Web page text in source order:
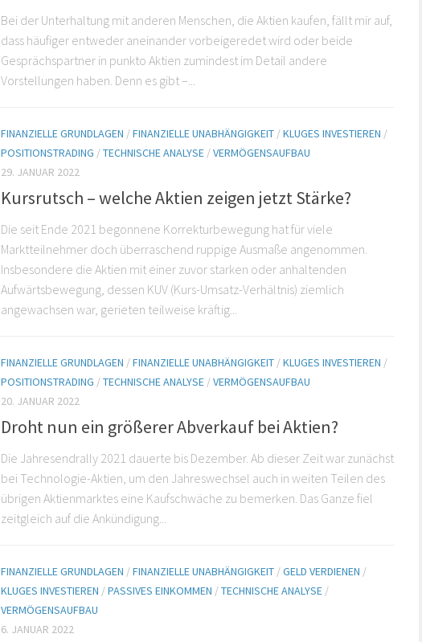
Bei der Unterhaltung mit anderen Menschen, die Aktien kaufen, fällt mir auf,
dass häufiger entweder aneinander vorbeigeredet wird oder beide
Gesprächspartner in punkto Aktien zumindest im Detail andere
Vorstellungen haben. Denn es gibt –...
FINANZIELLE GRUNDLAGEN /FINANZIELLE UNABHÄNGIGKEIT /KLUGES INVESTIEREN /
POSITIONSTRADING /TECHNISCHE ANALYSE /VERMÖGENSAUFBAU
29. JANUAR 2022
Kursrutsch – welche Aktien zeigen jetzt Stärke?
Die seit Ende 2021 begonnene Korrekturbewegung hat für viele
Marktteilnehmer doch überraschend ruppige Ausmaße angenommen.
Insbesondere die Aktien mit einer zuvor starken oder anhaltenden
Aufwärtsbewegung, dessen KUV (Kurs-Umsatz-Verhältnis) ziemlich
angewachsen war, gerieten teilweise kräftig...
FINANZIELLE GRUNDLAGEN /FINANZIELLE UNABHÄNGIGKEIT /KLUGES INVESTIEREN /
POSITIONSTRADING /TECHNISCHE ANALYSE /VERMÖGENSAUFBAU
20. JANUAR 2022
Droht nun ein größerer Abverkauf bei Aktien?
Die Jahresendrally 2021 dauerte bis Dezember. Ab dieser Zeit war zunächst
bei Technologie-Aktien, um den Jahreswechsel auch in weiten Teilen des
übrigen Aktienmarktes eine Kaufschwäche zu bemerken. Das Ganze fiel
zeitgleich auf die Ankündigung...
FINANZIELLE GRUNDLAGEN /FINANZIELLE UNABHÄNGIGKEIT /GELD VERDIENEN /
KLUGES INVESTIEREN /PASSIVES EINKOMMEN /TECHNISCHE ANALYSE /
VERMÖGENSAUFBAU
6. JANUAR 2022